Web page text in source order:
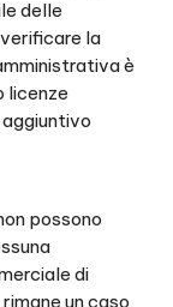
delle
la
è
licenze
possono
di
un caso